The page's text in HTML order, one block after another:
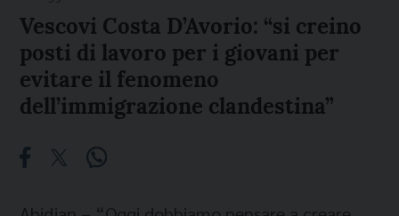
Vescovi Costa D’Avorio: “si creino
posti di lavoro per i giovani per
evitare il fenomeno
dell’immigrazione clandestina”